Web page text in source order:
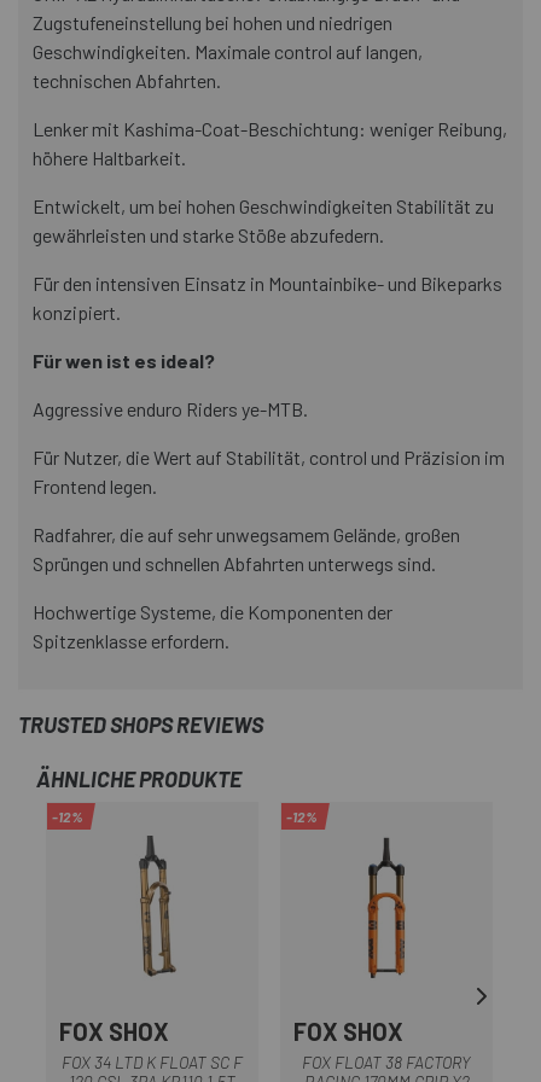
Zugstufeneinstellung bei hohen und niedrigen
Geschwindigkeiten. Maximale control auf langen,
technischen Abfahrten.
Lenker mit Kashima-Coat-Beschichtung: weniger Reibung,
höhere Haltbarkeit.
Entwickelt, um bei hohen Geschwindigkeiten Stabilität zu
gewährleisten und starke Stöße abzufedern.
Für den intensiven Einsatz in Mountainbike- und Bikeparks
konzipiert.
Für wen ist es ideal?
Aggressive enduro Riders ye-MTB.
Für Nutzer, die Wert auf Stabilität, control und Präzision im
Frontend legen.
Radfahrer, die auf sehr unwegsamem Gelände, großen
Sprüngen und schnellen Abfahrten unterwegs sind.
Hochwertige Systeme, die Komponenten der
Spitzenklasse erfordern.
TRUSTED SHOPS REVIEWS
ÄHNLICHE PRODUKTE
-12%
FOX SHOX
FOX 34 LTD K FLOAT SC F
-12%
FOX SHOX
FOX FLOAT 38 FACTORY